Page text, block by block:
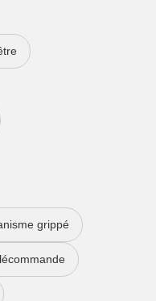
grippé